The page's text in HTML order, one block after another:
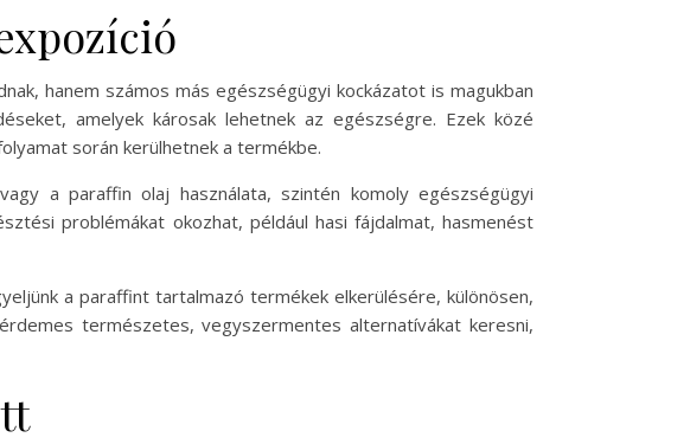
hanem számos más egészségügyi kockázatot is magukban
amelyek károsak lehetnek az egészségre. Ezek közé
során kerülhetnek a termékbe.
a paraffin olaj használata, szintén komoly egészségügyi
problémákat okozhat, például hasi fájdalmat, hasmenést
a paraffint tartalmazó termékek elkerülésére, különösen,
természetes, vegyszermentes alternatívákat keresni,